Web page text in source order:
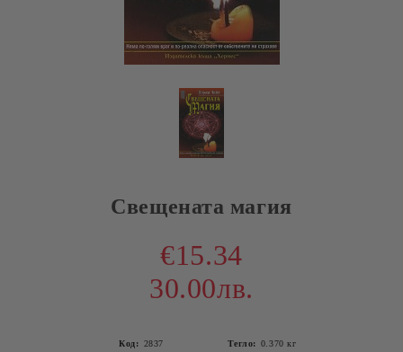
Свещената магия
€15.34
30.00лв.
Код: 2837 Тегло: 0.370 кг